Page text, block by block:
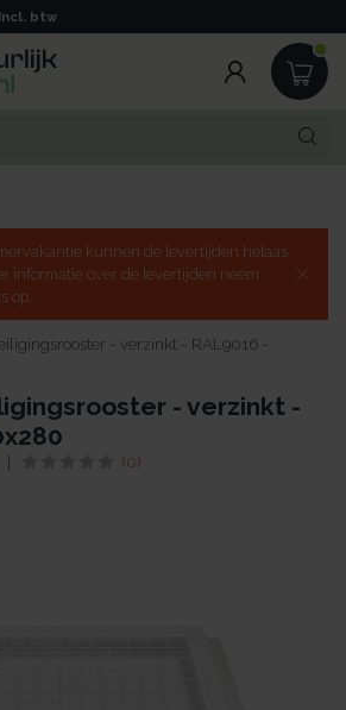
Incl. btw
kunnen de levertijden helaas
informatie over de levertijden neem
op.
- verzinkt - RAL9016 -
- verzinkt -
(0)